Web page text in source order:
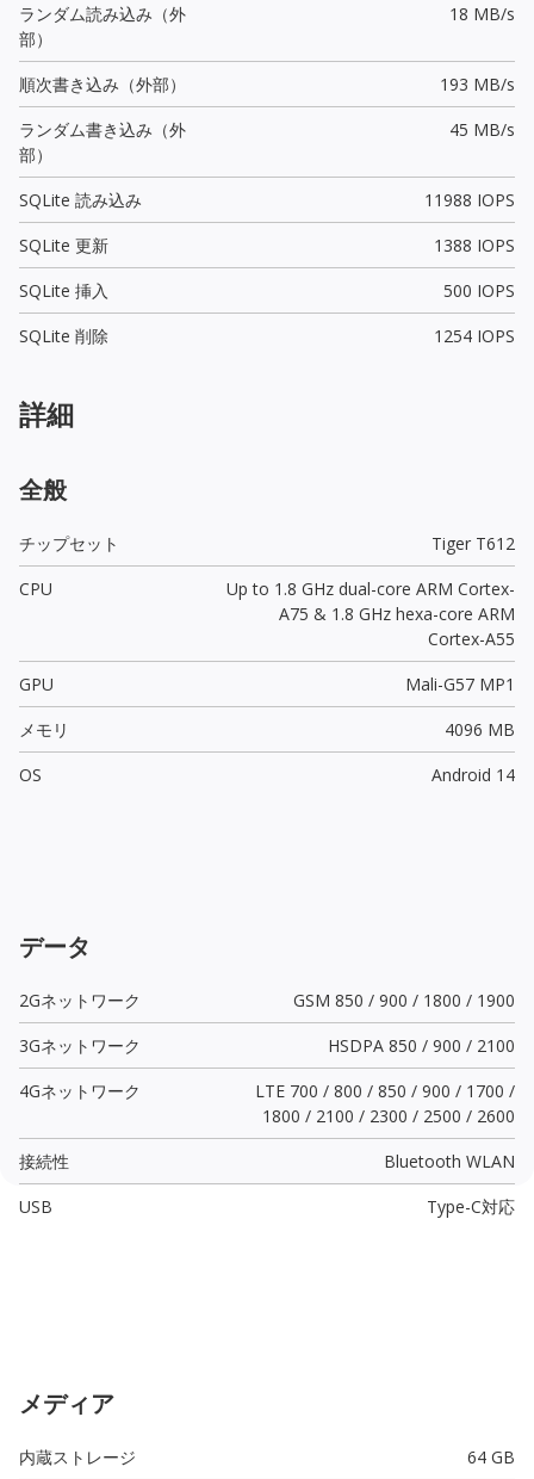
ランダム読み込み（外
部）
18 MB/s
順次書き込み（外部）
193 MB/s
ランダム書き込み（外
部）
45 MB/s
SQLite 読み込み
11988 IOPS
SQLite 更新
1388 IOPS
SQLite 挿入
500 IOPS
SQLite 削除
1254 IOPS
詳細
全般
チップセット
Tiger T612
CPU
Up to 1.8 GHz dual-core ARM Cortex-
A75 & 1.8 GHz hexa-core ARM
Cortex-A55
GPU
Mali-G57 MP1
メモリ
4096 MB
OS
Android 14
データ
2Gネットワーク
GSM 850 / 900 / 1800 / 1900
3Gネットワーク
HSDPA 850 / 900 / 2100
4Gネットワーク
LTE 700 / 800 / 850 / 900 / 1700 /
1800 / 2100 / 2300 / 2500 / 2600
接続性
Bluetooth WLAN
USB
Type-C対応
メディア
内蔵ストレージ
64 GB